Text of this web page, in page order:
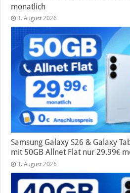
monatlich
3. August 2026
Samsung Galaxy S26 & Galaxy
mit 50GB Allnet Flat nur 29.99€
3. August 2026